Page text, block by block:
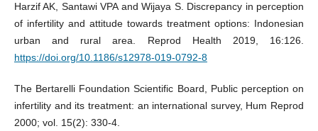
Harzif AK, Santawi VPA and Wijaya S. Discrepancy in perception
of infertility and attitude towards treatment options: Indonesian
urban and rural area. Reprod Health 2019, 16:126.
https://doi.org/10.1186/s12978-019-0792-8
The Bertarelli Foundation Scientific Board, Public perception on
infertility and its treatment: an international survey, Hum Reprod
2000; vol. 15(2): 330-4.